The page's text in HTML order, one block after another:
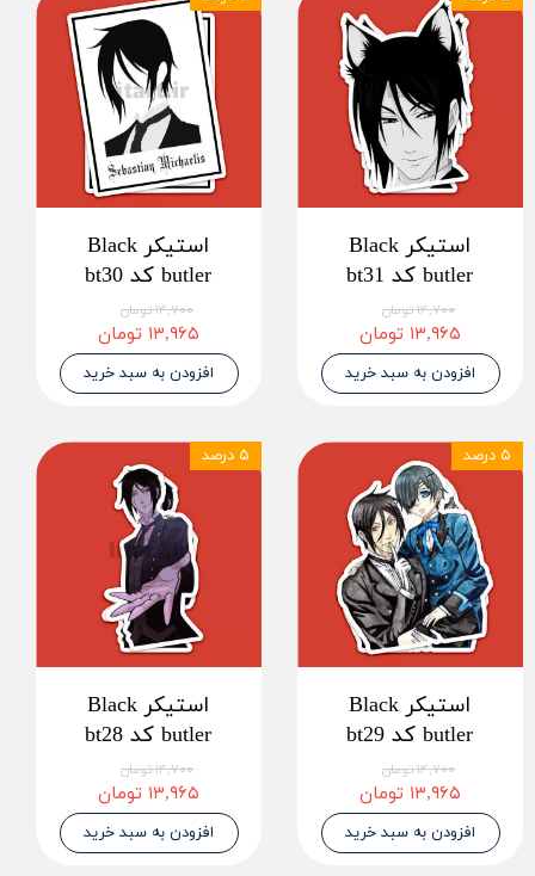
استیکر Black
butler کد bt31
۱۴,۷۰۰ تومان
۱۳,۹۶۵ تومان
افزودن به سبد خرید
استیکر Black
butler کد bt30
۱۴,۷۰۰ تومان
۱۳,۹۶۵ تومان
افزودن به سبد خرید
استیکر Black
butler کد bt29
۱۴,۷۰۰ تومان
۱۳,۹۶۵ تومان
افزودن به سبد خرید
۵ درصد
استیکر Black
butler کد bt28
۱۴,۷۰۰ تومان
۱۳,۹۶۵ تومان
افزودن به سبد خرید
۵ درصد